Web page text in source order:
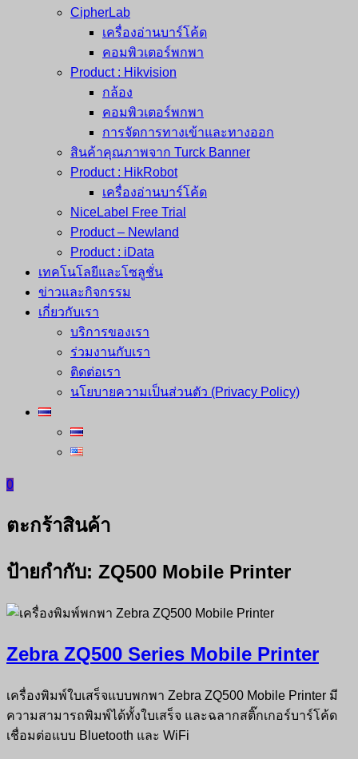
CipherLab
เครื่องอ่านบาร์โค้ด
คอมพิวเตอร์พกพา
Product : Hikvision
กล้อง
คอมพิวเตอร์พกพา
การจัดการทางเข้าและทางออก
สินค้าคุณภาพจาก Turck Banner
Product : HikRobot
เครื่องอ่านบาร์โค้ด
NiceLabel Free Trial
Product – Newland
Product : iData
เทคโนโลยีและโซลูชั่น
ข่าวและกิจกรรม
เกี่ยวกับเรา
บริการของเรา
ร่วมงานกับเรา
ติดต่อเรา
นโยบายความเป็นส่วนตัว (Privacy Policy)
0
ตะกร้าสินค้า
ป้ายกำกับ: ZQ500 Mobile Printer
Zebra ZQ500 Series Mobile Printer
เครื่องพิมพ์ใบเสร็จแบบพกพา Zebra ZQ500 Mobile Printer มี
ความสามารถพิมพ์ได้ทั้งใบเสร็จ และฉลากสติ๊กเกอร์บาร์โค้ด
เชื่อมต่อแบบ Bluetooth และ WiFi